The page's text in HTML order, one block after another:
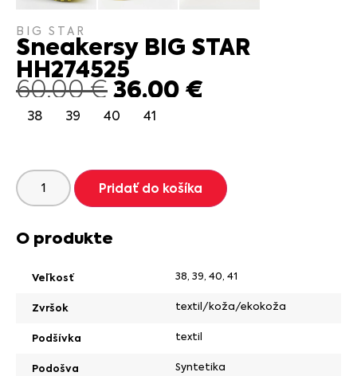
BIG STAR
Sneakersy BIG STAR
HH274525
60.00€36.00€
38 39 40 41
Pridať do košíka
O produkte
Veľkosť 38, 39, 40, 41
Zvršok textil/koža/ekokoža
Podšívka textil
Podošva Syntetika